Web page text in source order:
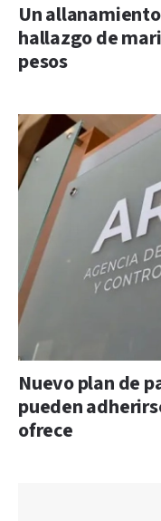
Un
hallazgo de
pesos
Nuevo plan de
pueden
ofrece